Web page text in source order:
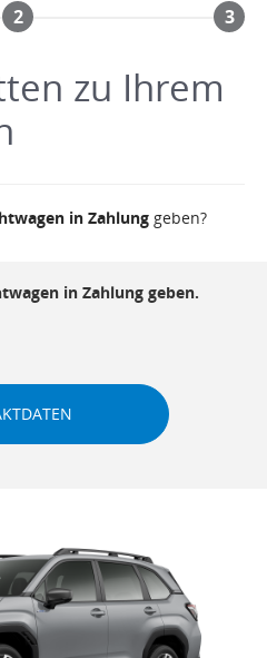
2 3
zu Ihrem
in Zahlung geben?
in Zahlung geben.